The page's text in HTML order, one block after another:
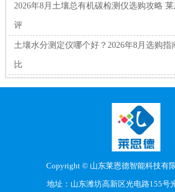
2026年8月土壤总有机碳检测仪选购攻略
评
土壤水分测定仪哪个好？2026年8月选购指
比
Copyright © 山东莱恩德智能科技有
地址：山东潍坊高新区光电路155号